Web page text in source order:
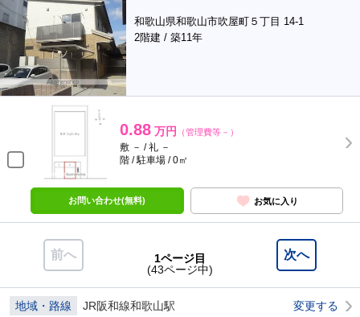
和歌山県和歌山市吹屋町５丁目 14-1
2階建 / 築11年
0.88 万円 （管理費等－）
敷 － / 礼 －
階 / 駐車場 / 0㎡
お問い合わせ(無料) お気に入り
前へ 次へ
1ページ目
(43ページ中)
地域・路線 JR阪和線和歌山駅 変更する